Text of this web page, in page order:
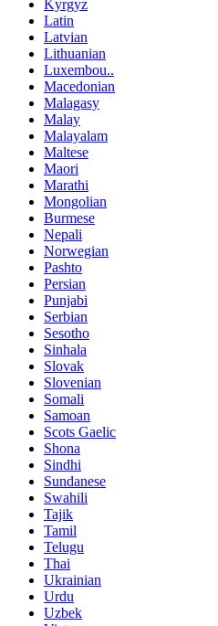
Kyrgyz
Latin
Latvian
Lithuanian
Luxembou..
Macedonian
Malagasy
Malay
Malayalam
Maltese
Maori
Marathi
Mongolian
Burmese
Nepali
Norwegian
Pashto
Persian
Punjabi
Serbian
Sesotho
Sinhala
Slovak
Slovenian
Somali
Samoan
Scots Gaelic
Shona
Sindhi
Sundanese
Swahili
Tajik
Tamil
Telugu
Thai
Ukrainian
Urdu
Uzbek